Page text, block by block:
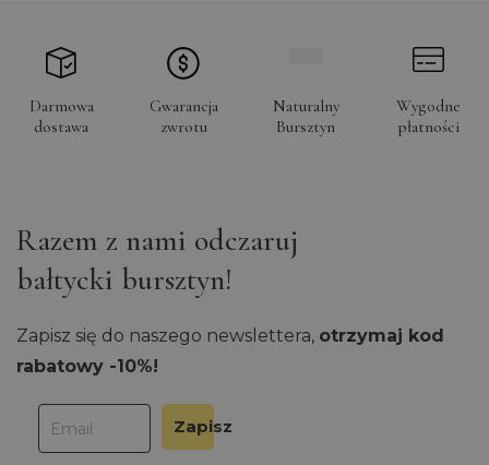
Darmowa
dostawa
Gwarancja
zwrotu
Naturalny
Bursztyn
Wygodne
płatności
Razem z nami odczaruj
bałtycki bursztyn!
Zapisz się do naszego newslettera, otrzymaj kod
rabatowy -10%!
Zapisz
analityczne pliki cookie. Te pliki cookie
nie mogą być wykorzystywane do
konkretnego użytkownika.